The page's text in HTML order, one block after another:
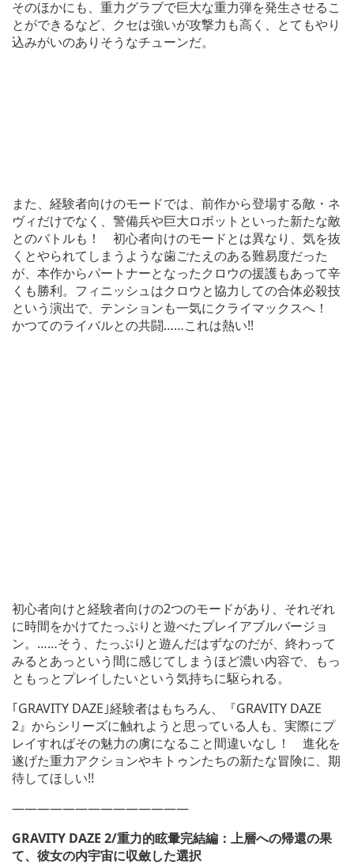
そのほかにも、重力グラブで巨大な重力弾を発生させるこ
とができるなど、クセは強いが攻撃力も高く、とてもやり
込みがいのありそうなチューンだ。
また、経験者向けのモードでは、前作から登場する敵・ネ
ヴィだけでなく、警備兵や巨大ロボットといった新たな敵
とのバトルも！ 初心者向けのモードとは異なり、気を抜
くとやられてしまうような歯ごたえのある難易度だった
が、本作からパートナーとなったクロウの援護もあって辛
くも勝利。フィニッシュはクロウと協力しての合体必殺技
という演出で、テンションも一気にクライマックスへ！
かつてのライバルとの共闘……これは熱い!!
初心者向けと経験者向けの2つのモードがあり、それぞれ
に時間をかけてたっぷりと遊べたプレイアブルバージョ
ン。……そう、たっぷりと遊んだはずなのだが、終わって
みるとあっという間に感じてしまうほど濃い内容で、もっ
ともっとプレイしたいという気持ちに駆られる。
｢GRAVITY DAZE｣経験者はもちろん、『GRAVITY DAZE
2』からシリーズに触れようと思っている人も、実際にプ
レイすればその魅力の虜になること間違いなし！ 進化を
遂げた重力アクションやキトゥンたちの新たな冒険に、期
待してほしい!!
——————————————
GRAVITY DAZE 2/重力的眩暈完結編：上層への帰還の果
て、彼女の内宇宙に収斂した選択